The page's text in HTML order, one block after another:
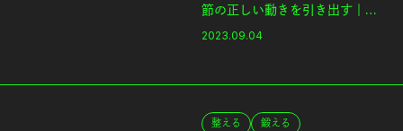
節の正しい動きを引き出す｜体
幹を整えるピラティス
2023.09.04
整える 鍛える